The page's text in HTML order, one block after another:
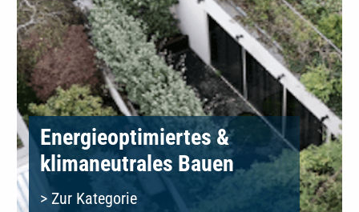
Energieoptimiertes &
klimaneutrales Bauen
> Zur Kategorie